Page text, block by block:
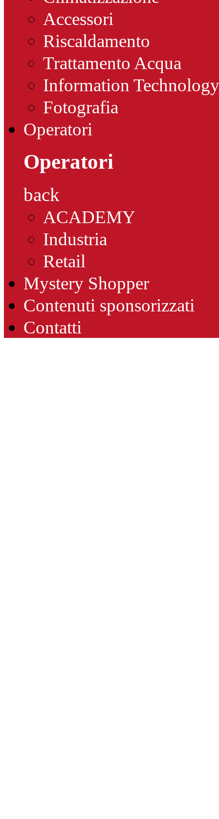
Accessori
Riscaldamento
Trattamento Acqua
Information Technology
Fotografia
Operatori
Operatori
back
ACADEMY
Industria
Retail
Mystery Shopper
Contenuti sponsorizzati
Contatti